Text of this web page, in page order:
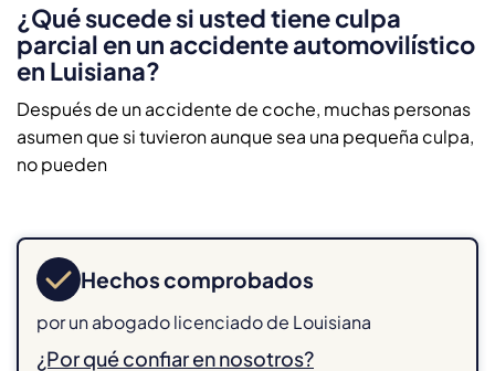
¿Qué sucede si usted tiene culpa
parcial en un accidente automovilístico
en Luisiana?
Después de un accidente de coche, muchas personas
asumen que si tuvieron aunque sea una pequeña culpa,
no pueden
Hechos comprobados
por un abogado licenciado de Louisiana
¿Por qué confiar en nosotros?